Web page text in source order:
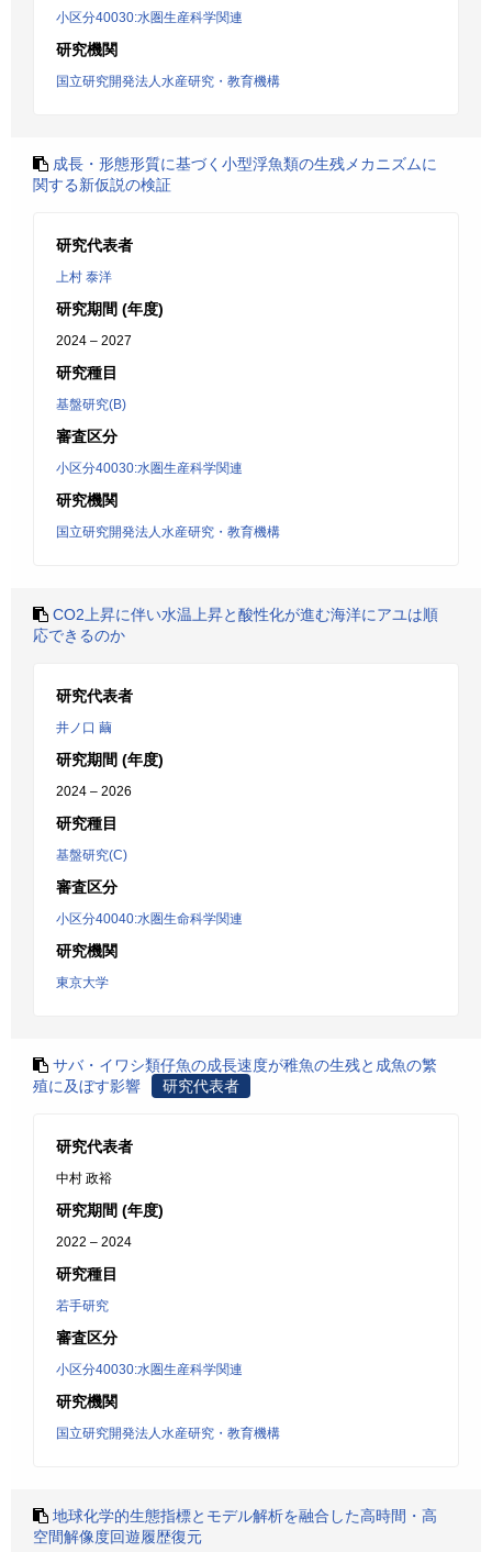
小区分40030:水圏生産科学関連
研究機関
国立研究開発法人水産研究・教育機構
成長・形態形質に基づく小型浮魚類の生残メカニズムに
関する新仮説の検証
研究代表者
上村 泰洋
研究期間 (年度)
2024 – 2027
研究種目
基盤研究(B)
審査区分
小区分40030:水圏生産科学関連
研究機関
国立研究開発法人水産研究・教育機構
CO2上昇に伴い水温上昇と酸性化が進む海洋にアユは順
応できるのか
研究代表者
井ノ口 繭
研究期間 (年度)
2024 – 2026
研究種目
基盤研究(C)
審査区分
小区分40040:水圏生命科学関連
研究機関
東京大学
サバ・イワシ類仔魚の成長速度が稚魚の生残と成魚の繁
殖に及ぼす影響
研究代表者
研究代表者
中村 政裕
研究期間 (年度)
2022 – 2024
研究種目
若手研究
審査区分
小区分40030:水圏生産科学関連
研究機関
国立研究開発法人水産研究・教育機構
地球化学的生態指標とモデル解析を融合した高時間・高
空間解像度回遊履歴復元